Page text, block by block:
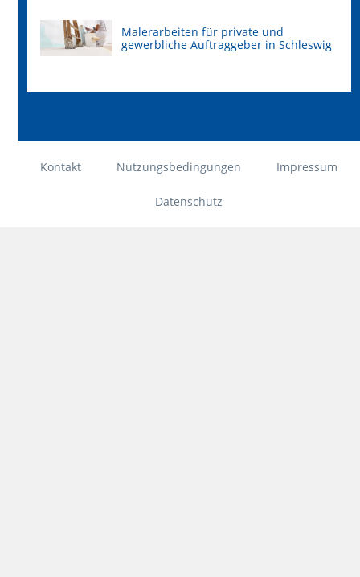
Malerarbeiten für private und
gewerbliche Auftraggeber in Schleswig
Kontakt Nutzungsbedingungen Impressum
Datenschutz